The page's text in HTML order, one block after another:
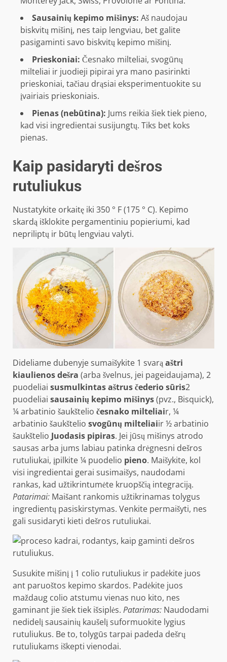
Sausainių kepimo mišinys: Aš naudojau
biskvitų mišinį, nes taip lengviau, bet galite
pasigaminti savo biskvitų kepimo mišinį.
Prieskoniai: Česnako milteliai, svogūnų
milteliai ir juodieji pipirai yra mano pasirinkti
prieskoniai, tačiau drąsiai eksperimentuokite su
įvairiais prieskoniais.
Pienas (nebūtina): Jums reikia šiek tiek pieno,
kad visi ingredientai susijungtų. Tiks bet koks
pienas.
Kaip pasidaryti dešros
rutuliukus
Nustatykite orkaitę iki 350 ° F (175 ° C). Kepimo
skardą išklokite pergamentiniu popieriumi, kad
nepriliptų ir būtų lengviau valyti.
Dideliame dubenyje sumaišykite 1 svarąaštri
kiaulienos dešra (arba švelnus, jei pageidaujama), 2
puodeliai susmulkintas aštrus čederio sūris2
puodeliai sausainių kepimo mišinys(pvz., Bisquick),
¼ arbatinio šaukštelio česnako milteliair, ¼
arbatinio šaukštelio svogūnų milteliaiir ½ arbatinio
šaukštelio Juodasis pipiras. Jei jūsų mišinys atrodo
sausas arba jums labiau patinka drėgnesni dešros
rutuliukai, įpilkite ¼ puodelio pieno. Maišykite, kol
visi ingredientai gerai susimaišys, naudodami
rankas, kad užtikrintumėte kruopščią integraciją.
Patarimai: Maišant rankomis užtikrinamas tolygus
ingredientų pasiskirstymas. Venkite permaišyti, nes
gali susidaryti kieti dešros rutuliukai.
Susukite mišinį į 1 colio rutuliukus ir padėkite juos
ant paruoštos kepimo skardos. Padėkite juos
maždaug colio atstumu vienas nuo kito, nes
gaminant jie šiek tiek išsiplės. Patarimas: Naudodami
nedidelį sausainių kaušelį suformuokite lygius
rutuliukus. Be to, tolygūs tarpai padeda dešrų
rutuliukams iškepti vienodai.